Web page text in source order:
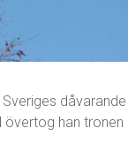
dåvarande
övertog han tronen